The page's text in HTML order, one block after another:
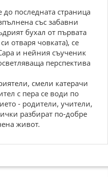
последната страница
със забавни
бухал от първата
отваря човката), се
и нейния съученик
перспектива
смели катерачи
с пера се води по
- родители, учители,
разбират по-добре
живот.